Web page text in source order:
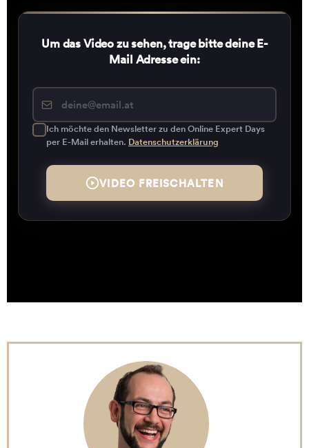
Um das Video zu sehen, trage bitte deine E-
Mail Adresse ein:
Ich möchte den Newsletter zu den Online Expert Days
per E-Mail erhalten. Datenschutzerklärung
VIDEO FREISCHALTEN